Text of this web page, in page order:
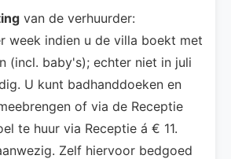
van de verhuurder:
week indien u de villa boekt met
(incl. baby's); echter niet in juli
U kunt badhanddoeken en
of via de Receptie
te huur via Receptie á € 11.
Zelf hiervoor bedgoed